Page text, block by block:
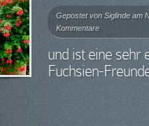
Gepostet von Siglinde am
Kommentare
und ist eine sehr
Fuchsien-